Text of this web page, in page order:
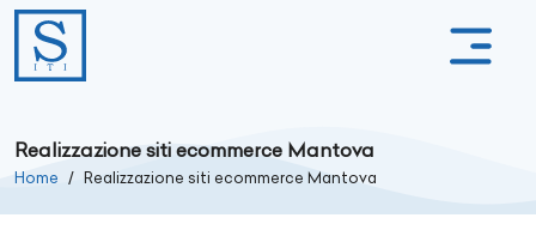
Realizzazione siti ecommerce Mantova
Home Realizzazione siti ecommerce Mantova